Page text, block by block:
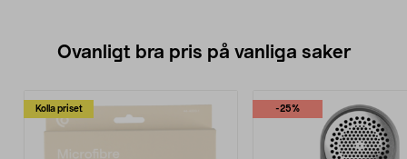
Ovanligt bra pris på vanliga saker
Kolla priset -25%